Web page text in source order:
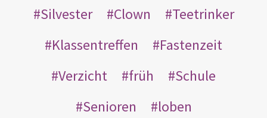
Silvester
Clown
Teetrinker
Klassentreffen
Fastenzeit
Verzicht
früh
Schule
Senioren
loben